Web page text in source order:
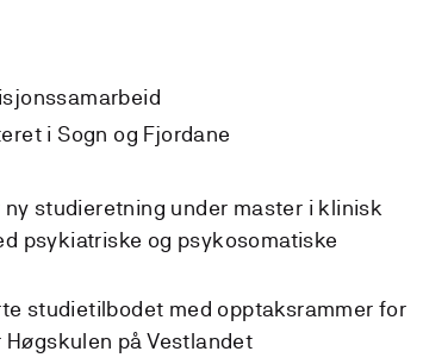
i Sogn og Fjordane
studieretning under master i klinisk
psykiatriske og psykosomatiske
studietilbodet med opptaksrammer for
på Vestlandet